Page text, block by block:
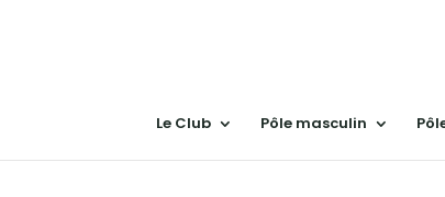
Le Club Pôle masculin